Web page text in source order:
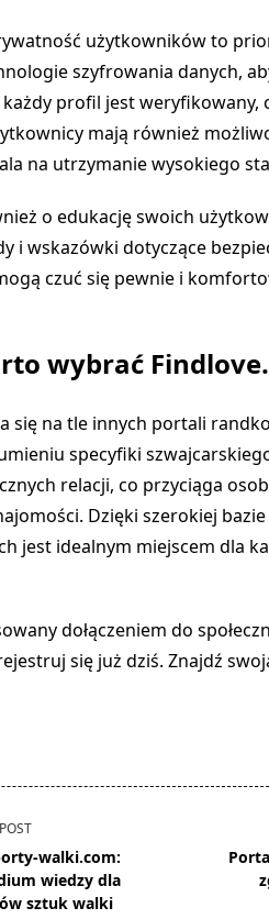
użytkowników to
szyfrowania danych,
każdy profil jest
mają również
na utrzymanie wysokiego
o edukację swoich
i wskazówki dotyczące
czuć się pewnie i
wybrać
się na tle innych portali
specyfiki
relacji, co przyciąga
Dzięki szerokiej
jest idealnym miejscem dla
dołączeniem do
się już dziś. Znajdź
walki.com:
wiedzy dla
sztuk walki